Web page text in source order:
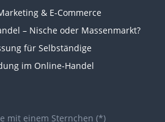
& E-Commerce
– Nische oder Massenmarkt?
für Selbständige
im Online-Handel
mit einem Sternchen (*)